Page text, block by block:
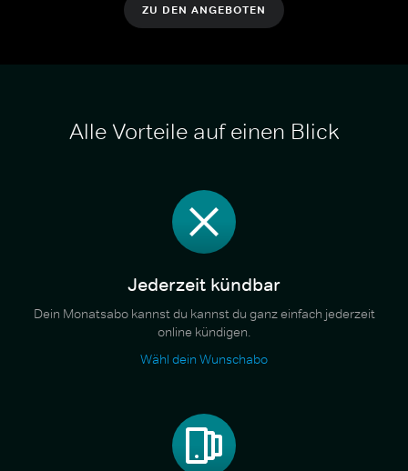
ZU DEN ANGEBOTEN
Alle Vorteile auf einen Blick
Jederzeit kündbar
Dein Monatsabo kannst du kannst du ganz einfach jederzeit
online kündigen.
Wähl dein Wunschabo